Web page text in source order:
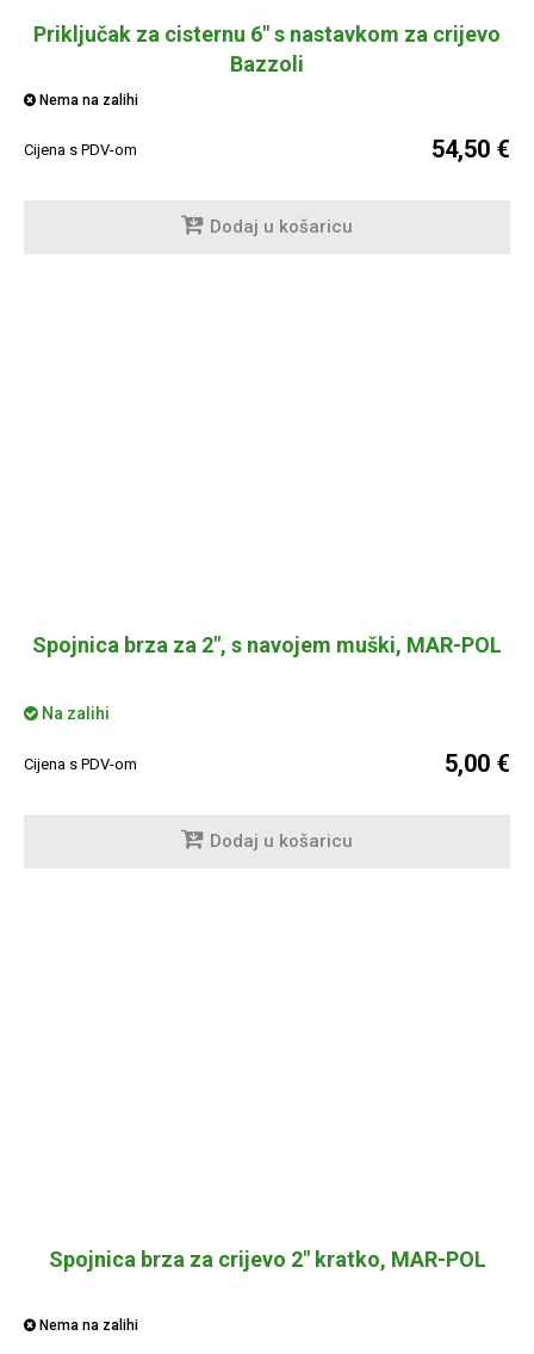
Priključak za cisternu 6" s nastavkom za crijevo
Bazzoli
Nema na zalihi
Cijena s PDV-om 54,50 €
Dodaj u košaricu
Spojnica brza za 2", s navojem muški, MAR-POL
Na zalihi
Cijena s PDV-om 5,00 €
Dodaj u košaricu
Spojnica brza za crijevo 2" kratko, MAR-POL
Nema na zalihi